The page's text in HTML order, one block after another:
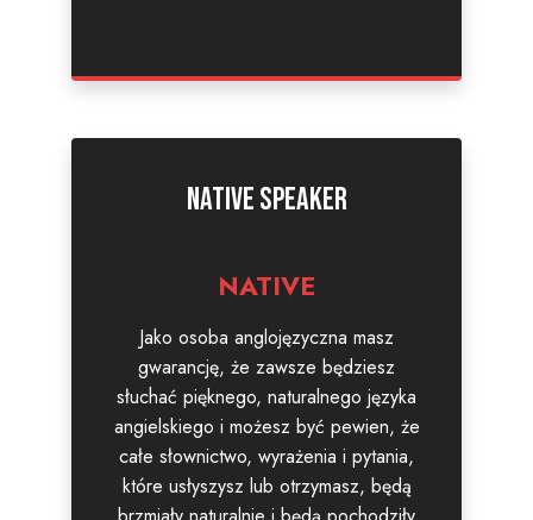
Native speaker
NATIVE
Jako osoba anglojęzyczna masz
gwarancję, że zawsze będziesz
słuchać pięknego, naturalnego języka
angielskiego i możesz być pewien, że
całe słownictwo, wyrażenia i pytania,
które usłyszysz lub otrzymasz, będą